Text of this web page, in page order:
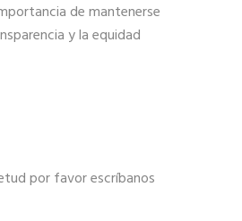
de mantenerse
y la equidad
por favor escríbanos